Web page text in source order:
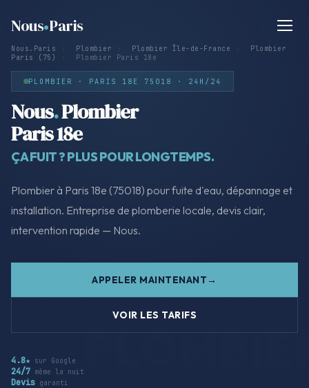
Nous Paris
Nous.Paris Plombier Plombier Île-de-France
Plombier
Paris (75)
Plombier Paris 18e
PLOMBIER · PARIS 18E 75018 · 24H/24
Nous.Plombier
Paris 18e
ÇA FUIT ? PLUS POUR LONGTEMPS.
Plombier à Paris 18e (75018) pour fuite d'eau, dépannage et
installation. Entreprise de plomberie locale, devis clair,
intervention rapide — Nous.
APPELER MAINTENANT
VOIR LES TARIFS
4.8★ sur Google
24/7 même la nuit
Devis garanti